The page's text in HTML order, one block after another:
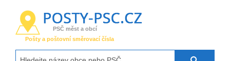
PSČ měst a obcí
Pošty a poštovní směrovací čísla